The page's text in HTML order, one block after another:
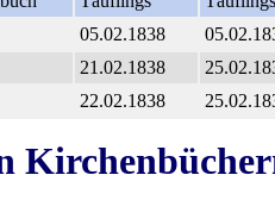
05.02.1838
21.02.1838
22.02.1838